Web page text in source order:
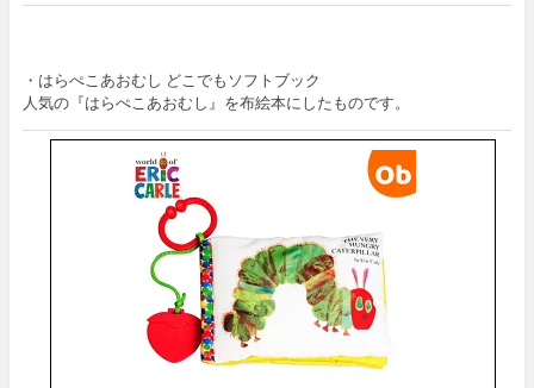
・はらぺこあおむし どこでもソフトブック
人気の『はらぺこあおむし』を布絵本にしたものです。